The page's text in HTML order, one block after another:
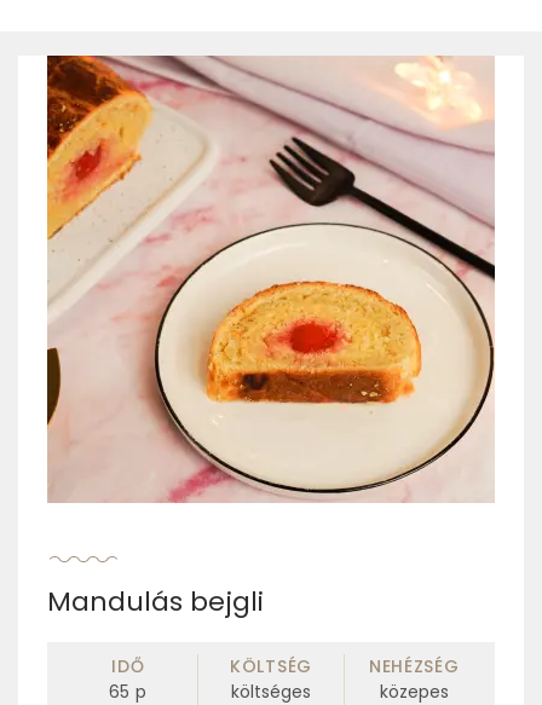
Mandulás bejgli
IDŐ
65 p
KÖLTSÉG
költséges
NEHÉZSÉG
közepes